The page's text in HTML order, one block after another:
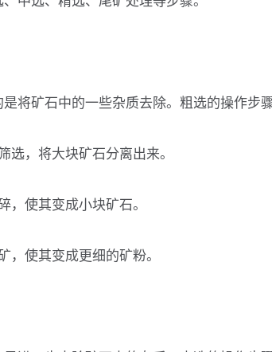
将矿石中的一些杂质去除。粗选的操作步骤
选，将大块矿石分离出来。
，使其变成小块矿石。
，使其变成更细的矿粉。